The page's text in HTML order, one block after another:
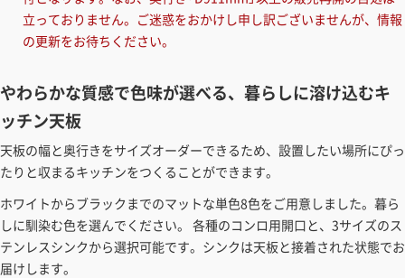
ことができます。お見積り書の出力も可能です。
立っておりません。ご迷惑をおかけし申し訳ございませんが、情報
の更新をお待ちください。
やわらかな質感で色味が選べる、暮らしに溶け込むキ
ッチン天板
天板の幅と奥行きをサイズオーダーできるため、設置したい場所にぴっ
たりと収まるキッチンをつくることができます。
ホワイトからブラックまでのマットな単色8色をご用意しました。暮ら
しに馴染む色を選んでください。 各種のコンロ用開口と、3サイズのス
テンレスシンクから選択可能です。シンクは天板と接着された状態でお
届けします。